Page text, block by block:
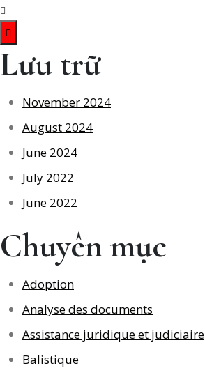
Lưu trữ
November 2024
August 2024
June 2024
July 2022
June 2022
Chuyên mục
Adoption
Analyse des documents
Assistance juridique et judiciaire
Balistique